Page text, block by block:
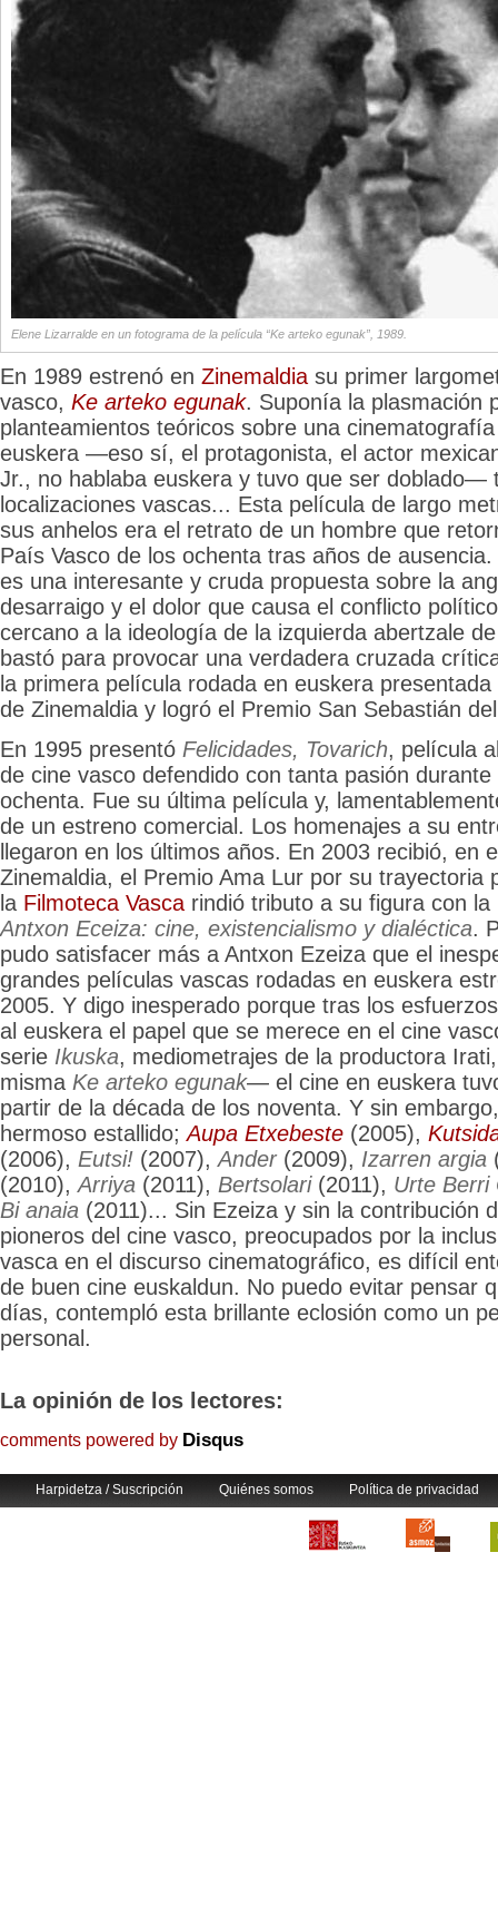
Elene Lizarralde en un fotograma de la película “Ke arteko egunak”, 1989.
En 1989 estrenó en Zinemaldia su primer
vasco, Ke arteko egunak. Suponía la plasmación
planteamientos teóricos sobre una
euskera —eso sí, el protagonista, el actor
Jr., no hablaba euskera y tuvo que ser doblado—
localizaciones vascas... Esta película de largo
sus anhelos era el retrato de un hombre que
País Vasco de los ochenta tras años de ausencia.
es una interesante y cruda propuesta sobre la
desarraigo y el dolor que causa el conflicto
cercano a la ideología de la izquierda abertzale
bastó para provocar una verdadera cruzada
la primera película rodada en euskera
de Zinemaldia y logró el Premio San Sebastián
En 1995 presentó Felicidades, Tovarich, película
de cine vasco defendido con tanta pasión
ochenta. Fue su última película y,
de un estreno comercial. Los homenajes a su
llegaron en los últimos años. En 2003 recibió, en
Zinemaldia, el Premio Ama Lur por su trayectoria
la Filmoteca Vasca rindió tributo a su figura con la
Antxon Eceiza: cine, existencialismo y dialéctica.
pudo satisfacer más a Antxon Ezeiza que el
grandes películas vascas rodadas en euskera
2005. Y digo inesperado porque tras los
al euskera el papel que se merece en el cine
serie Ikuska, mediometrajes de la productora
misma Ke arteko egunak— el cine en euskera
partir de la década de los noventa. Y sin
hermoso estallido;Aupa Etxebeste (2005),
(2006), Eutsi! (2007), Ander (2009), Izarren argia
(2010), Arriya (2011), Bertsolari (2011), Urte Berri
Bi anaia (2011)... Sin Ezeiza y sin la contribución
pioneros del cine vasco, preocupados por la
vasca en el discurso cinematográfico, es difícil
de buen cine euskaldun. No puedo evitar pensar
días, contempló esta brillante eclosión como un
personal.
La opinión de los lectores:
comments powered by Disqus
Harpidetza / Suscripción Quiénes somos Política de privacidad